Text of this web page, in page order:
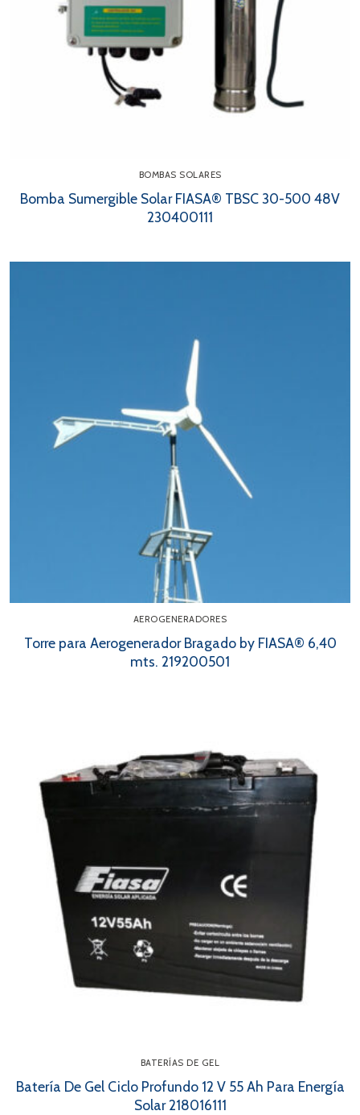
BOMBAS SOLARES
Bomba Sumergible Solar FIASA® TBSC 30-500 48V
230400111
AEROGENERADORES
Torre para Aerogenerador Bragado by FIASA® 6,40
mts. 219200501
BATERÍAS DE GEL
Batería De Gel Ciclo Profundo 12 V 55 Ah Para Energía
Solar 218016111